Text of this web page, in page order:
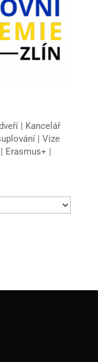
|
Kancelář
Vize
Erasmus+